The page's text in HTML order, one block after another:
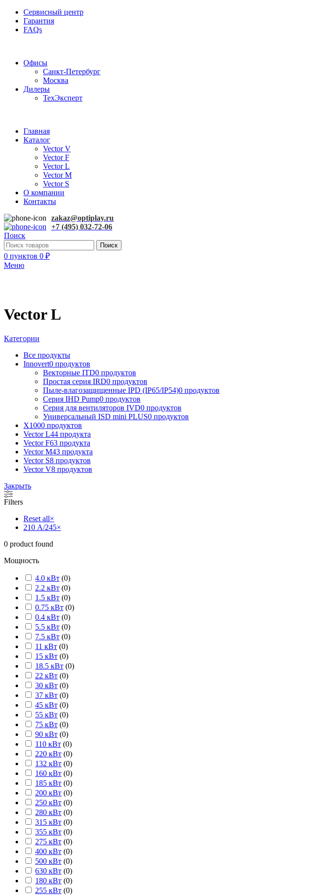
Сервисный центр
Гарантия
FAQs
Офисы
Санкт-Петербург
Москва
Дилеры
ТехЭксперт
Главная
Каталог
Vector V
Vector F
Vector L
Vector M
Vector S
О компании
Контакты
zakaz@optiplay.ru
+7 (495) 032-72-06
Поиск
Поиск
0 пунктов 0 ₽
Меню
Vector L
Категории
Все продукты
Innovert0 продуктов
Векторные ITD0 продуктов
Простая серия IRD0 продуктов
Пыле-влагозащищенные IPD (IP65/IP54)0 продуктов
Серия IHD Pump0 продуктов
Серия для вентиляторов IVD0 продуктов
Универсальный ISD mini PLUS0 продуктов
X1000 продуктов
Vector L44 продукта
Vector F63 продукта
Vector M43 продукта
Vector S8 продуктов
Vector V8 продуктов
Закрыть
Filters
Reset all×
210 А/245×
0 product found
Мощность
4.0 кВт (0)
2.2 кВт (0)
1.5 кВт (0)
0.75 кВт (0)
0.4 кВт (0)
5.5 кВт (0)
7.5 кВт (0)
11 кВт (0)
15 кВт (0)
18.5 кВт (0)
22 кВт (0)
30 кВт (0)
37 кВт (0)
45 кВт (0)
55 кВт (0)
75 кВт (0)
90 кВт (0)
110 кВт (0)
220 кВт (0)
132 кВт (0)
160 кВт (0)
185 кВт (0)
200 кВт (0)
250 кВт (0)
280 кВт (0)
315 кВт (0)
355 кВт (0)
275 кВт (0)
400 кВт (0)
500 кВт (0)
630 кВт (0)
180 кВт (0)
255 кВт (0)